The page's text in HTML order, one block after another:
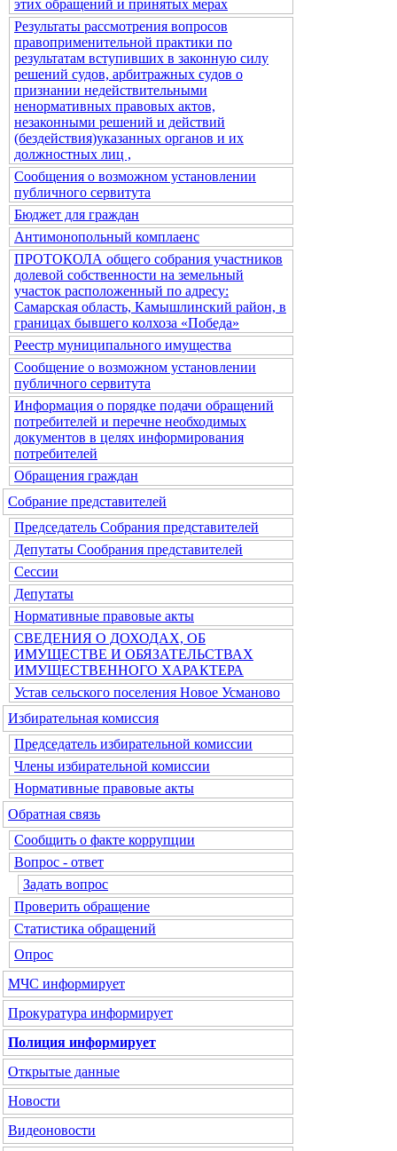
этих обращений и принятых мерах
Результаты рассмотрения вопросов
правоприменительной практики по
результатам вступивших в законную силу
решений судов, арбитражных судов о
признании недействительными
ненормативных правовых актов,
незаконными решений и действий
(бездействия)указанных органов и их
должностных лиц ,
Сообщения о возможном установлении
публичного сервитута
Бюджет для граждан
Антимонопольный комплаенс
ПРОТОКОЛА общего собрания участников
долевой собственности на земельный
участок расположенный по адресу:
Самарская область, Камышлинский район, в
границах бывшего колхоза «Победа»
Реестр муниципального имущества
Сообщение о возможном установлении
публичного сервитута
Информация о порядке подачи обращений
потребителей и перечне необходимых
документов в целях информирования
потребителей
Обращения граждан
Собрание представителей
Председатель Собрания представителей
Депутаты Сообрания представителей
Сессии
Депутаты
Нормативные правовые акты
СВЕДЕНИЯ О ДОХОДАХ, ОБ
ИМУЩЕСТВЕ И ОБЯЗАТЕЛЬСТВАХ
ИМУЩЕСТВЕННОГО ХАРАКТЕРА
Устав сельского поселения Новое Усманово
Избирательная комиссия
Председатель избирательной комиссии
Члены избирательной комиссии
Нормативные правовые акты
Обратная связь
Сообщить о факте коррупции
Вопрос - ответ
Задать вопрос
Проверить обращение
Статистика обращений
Опрос
МЧС информирует
Прокуратура информирует
Полиция информирует
Открытые данные
Новости
Видеоновости